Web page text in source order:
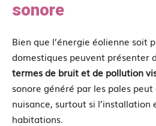
sonore
Bien que l’énergie éolienne soit
domestiques peuvent présenter
termes de bruit et de pollution
sonore généré par les pales
nuisance, surtout si l’installation
habitations.